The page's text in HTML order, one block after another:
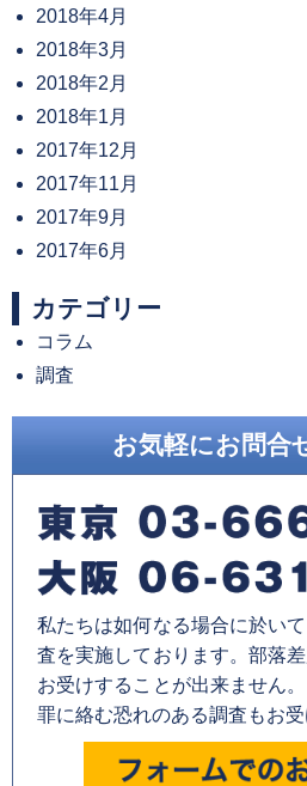
2018年4月
2018年3月
2018年2月
2018年1月
2017年12月
2017年11月
2017年9月
2017年6月
カテゴリー
コラム
調査
お気軽にお問合
私たちは如何なる場合に於い
査を実施しております。部落
お受けすることが出来ません
罪に絡む恐れのある調査もお受